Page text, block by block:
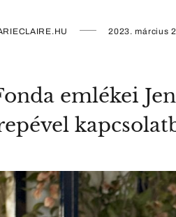
2023. március
emlékei